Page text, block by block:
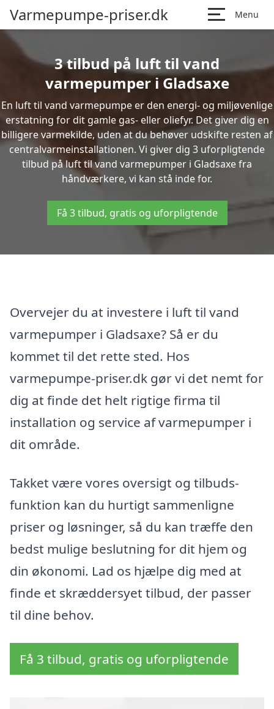
Varmepumpe-priser.dk Menu
3 tilbud på luft til vand
varmepumper i Gladsaxe
En luft til vand varmepumpe er den energi- og miljøvenlige
erstatning for dit gamle gas- eller oliefyr. Det giver dig en
billigere varmekilde, uden at du behøver udskifte resten af
centralvarmeinstallationen. Vi giver dig 3 uforpligtende
tilbud på luft til vand varmepumper i Gladsaxe fra
håndværkere, vi kan stå inde for.
Få 3 tilbud, gratis og uforpligtende
Overvejer du at investere i luft til vand
varmepumper i Gladsaxe? Så er du
kommet til det rette sted. Hos
varmepumpe-priser.dk gør vi det nemt for
dig at finde det helt rigtige firma til
installation og service af varmepumper i
dit område.
Takket være vores oversigt og tilbuds-
funktion kan du hurtigt sammenligne
priser og løsninger, så du kan træffe den
bedst mulige beslutning for dit hjem og
din økonomi. Lad os hjælpe dig med at
finde et skræddersyet tilbud, der passer
til dine behov.
Få 3 tilbud, gratis og uforpligtende